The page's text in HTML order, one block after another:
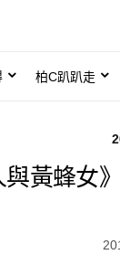
柏C趴趴走
與黃蜂女